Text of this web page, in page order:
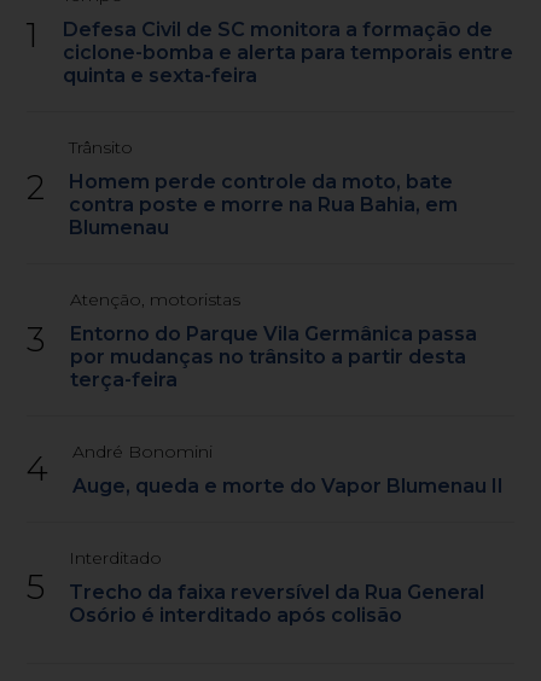
1
Defesa Civil de SC monitora a formação de
ciclone-bomba e alerta para temporais entre
quinta e sexta-feira
2
Trânsito
Homem perde controle da moto, bate
contra poste e morre na Rua Bahia, em
Blumenau
3
Atenção, motoristas
Entorno do Parque Vila Germânica passa
por mudanças no trânsito a partir desta
terça-feira
4 André Bonomini
Auge, queda e morte do Vapor Blumenau II
5
Interditado
Trecho da faixa reversível da Rua General
Osório é interditado após colisão